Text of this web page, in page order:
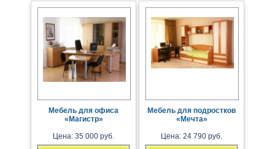
Мебель для офиса
«Магистр»
Цена: 35 000 руб.
Мебель для подростков
«Мечта»
Цена: 24 790 руб.